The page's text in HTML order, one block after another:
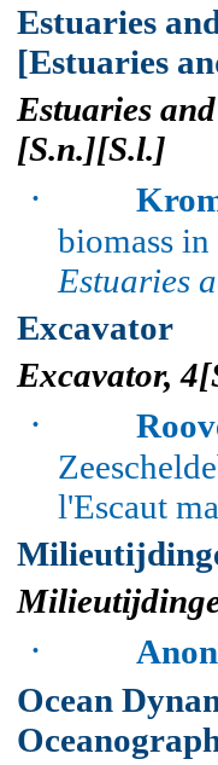
Estuaries
[Estuaries
Estuaries
[S.n.][S.l.]
·
biomass in
Estuaries
Excavator
Excavator, 4[
·
l'Escaut
·
Ocean